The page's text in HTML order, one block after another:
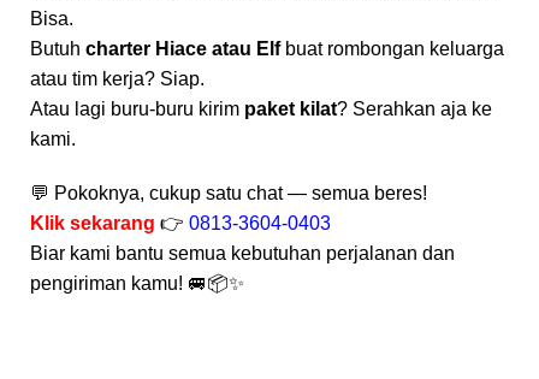
Bisa.
Butuh charter Hiace atau Elfbuat rombongan keluarga
atau tim kerja? Siap.
Atau lagi buru-buru kirim paket kilat? Serahkan aja ke
kami.
💬 Pokoknya, cukup satu chat — semua beres!
Klik sekarang 👉 0813-3604-0403
Biar kami bantu semua kebutuhan perjalanan dan
pengiriman kamu! 🚐📦✨